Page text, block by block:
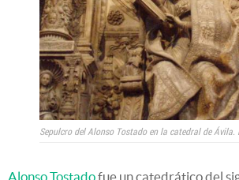
Sepulcro del Alonso Tostado en la catedral de Ávila.
Alonso Tostadofue un catedrático del